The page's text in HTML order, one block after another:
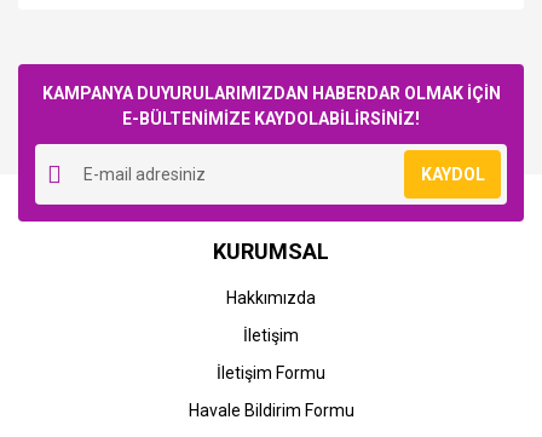
KAMPANYA DUYURULARIMIZDAN HABERDAR OLMAK İÇİN
E-BÜLTENİMİZE KAYDOLABİLİRSİNİZ!
KAYDOL
KURUMSAL
Hakkımızda
İletişim
İletişim Formu
Havale Bildirim Formu